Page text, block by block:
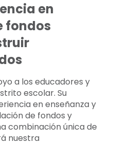
en
fondos
a los educadores y
escolar. Su
en enseñanza y
de fondos y
combinación única de
nuestra